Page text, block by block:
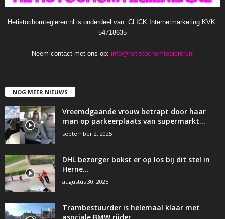
Hetistochomtegieren.nl is onderdeel van: CLICK Internetmarketing KVK:
54718635
Neem contact met ons op: info@hetistochomtegieren.nl
NOG MEER NIEUWS
Vreemdgaande vrouw betrapt door haar
man op parkeerplaats van supermarkt…
september 2, 2025
DHL bezorger bokst er op los bij dit stel in
Herne…
augustus 30, 2025
Trambestuurder is helemaal klaar met